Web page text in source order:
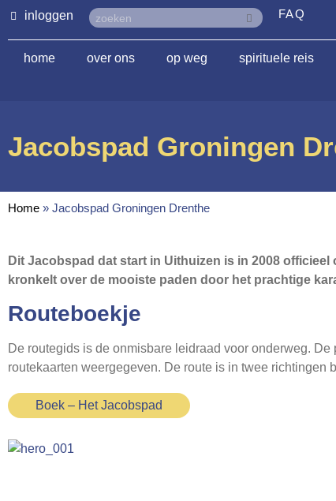
inloggen FAQ
home over ons op weg spirituele reis
Jacobspad Groningen
Home » Jacobspad Groningen Drenthe
Dit Jacobspad dat start in Uithuizen is in 2008
kronkelt over de mooiste paden door het prachtige
Routeboekje
De routegids is de onmisbare leidraad voor onderweg.
routekaarten weergegeven. De route is in twee
Boek – Het Jacobspad